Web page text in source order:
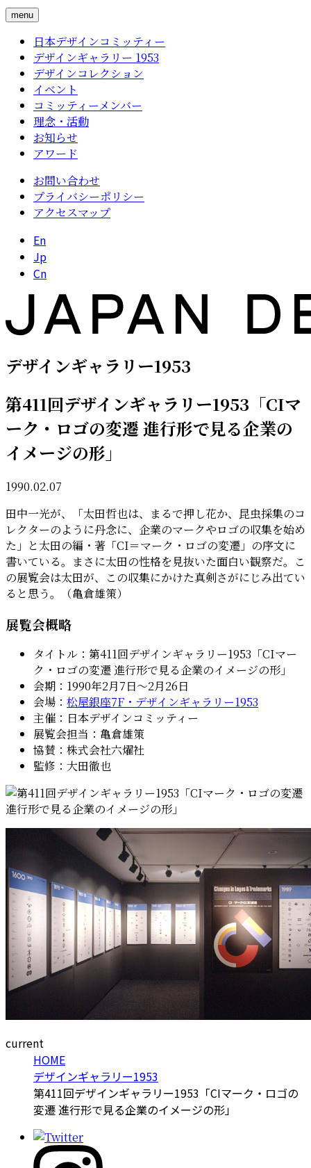
menu
日本デザインコミッティー
デザインギャラリー 1953
デザインコレクション
イベント
コミッティーメンバー
理念・活動
お知らせ
アワード
お問い合わせ
プライバシーポリシー
アクセスマップ
En
Jp
Cn
デザインギャラリー1953
第411回デザインギャラリー1953「CIマ
ーク・ロゴの変遷 進行形で見る企業の
イメージの形」
1990.02.07
田中一光が、「太田哲也は、まるで押し花か、昆虫採集のコ
レクターのように丹念に、企業のマークやロゴの収集を始め
た」と太田の編・著「CI＝マーク・ロゴの変遷」の序文に
書いている。まさに太田の性格を見抜いた面白い観察だ。こ
の展覧会は太田が、この収集にかけた真剣さがにじみ出てい
ると思う。（亀倉雄策）
展覧会概略
タイトル：第411回デザインギャラリー1953「CIマー
ク・ロゴの変遷 進行形で見る企業のイメージの形」
会期：1990年2月7日〜2月26日
会場： 松屋銀座7F・デザインギャラリー1953
主催：日本デザインコミッティー
展覧会担当：亀倉雄策
協賛：株式会社六燿社
監修：大田徹也
current
HOME
デザインギャラリー1953
第411回デザインギャラリー1953「CIマーク・ロゴの
変遷 進行形で見る企業のイメージの形」